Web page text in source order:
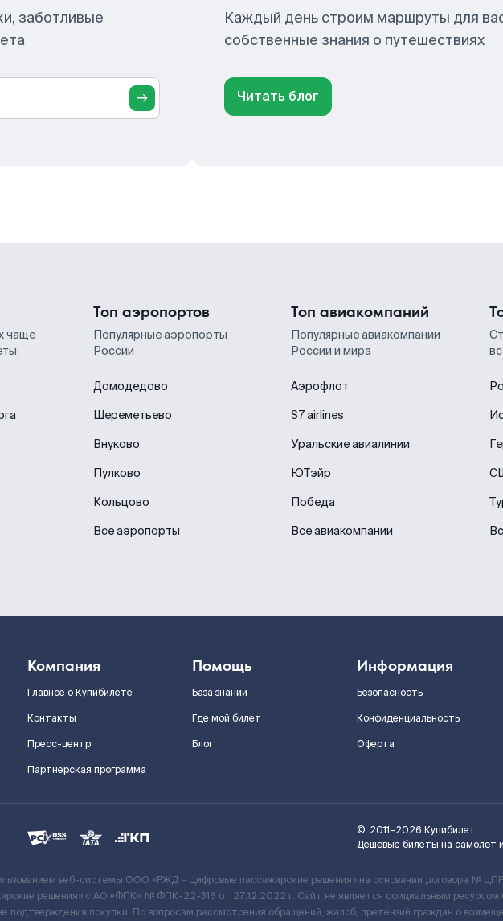
заботливые
Каждый день строим маршруты для
собственные знания о путешествиях
Читать блог
чаще
Топ аэропортов
Популярные аэропорты
России
Домодедово
Шереметьево
Внуково
Пулково
Кольцово
Все аэропорты
Топ авиакомпаний
Популярные авиакомпании
России и мира
Аэрофлот
S7 airlines
Уральские авиалинии
ЮТэйр
Победа
Все авиакомпании
Компания
Главное о Купибилете
Контакты
Пресс-центр
Партнерская программа
Помощь
База знаний
Где мой билет
Блог
Информация
Безопасность
Конфиденциальность
Оферта
© 2011–2026 Купибилет
Дешёвые билеты на самолёт
веб-системы ООО «РЖД – Цифровые пассажирские решения» на основании договора №
решения» c АО «ФПК» № ФПК-22-316 от 27.12.2022 г. Сайт не является официальным
подтверждения покупки. По вопросам рассмотрения обращений, жалоб, претензий граждан о